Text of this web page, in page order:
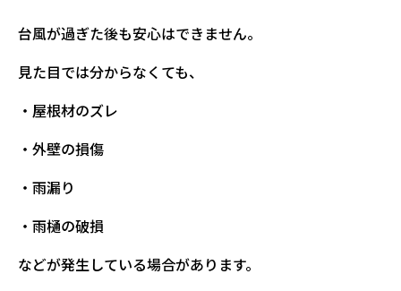
台風が過ぎた後も安心はできません。
見た目では分からなくても、
・屋根材のズレ
・外壁の損傷
・雨漏り
・雨樋の破損
などが発生している場合があります。